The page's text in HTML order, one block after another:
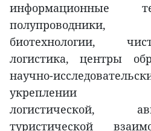
информационные
полупроводники,
биотехнологии,
логистика, центры
научно-
укреплении
логистической,
туристической